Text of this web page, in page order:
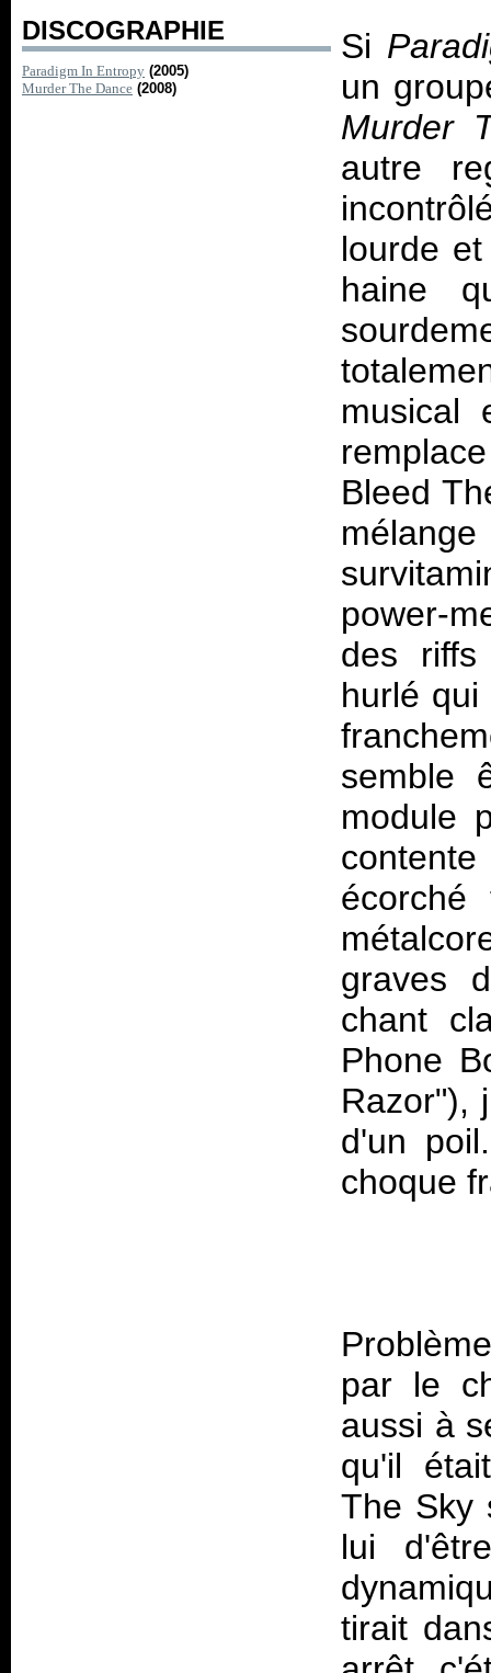
DISCOGRAPHIE
Paradigm In Entropy (2005)
Murder The Dance (2008)
Si
un
Murder
autre
lourde
haine
musical
Bleed
power-
des riffs
hurlé
semble
module
écorché
graves
chant
Phone
Razor"),
d'un
par le
aussi à
qu'il
The
lui
tirait